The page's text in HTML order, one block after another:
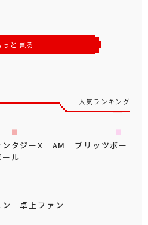
っと見る
人気ランキング
ンタジーX AM ブリッツボー
ル
ン 卓上ファン